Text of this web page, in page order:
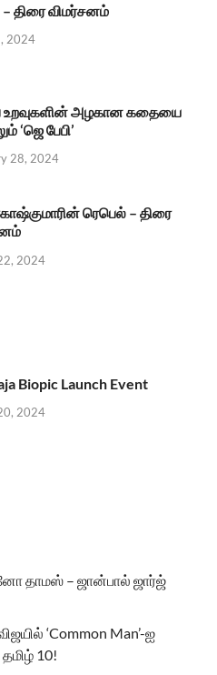
திரை விமர்சனம்
2024
உறவுகளின் அழகான கதையை
‘ஜெ பேபி’
28, 2024
ரெபெல் – திரை
2024
Biopic Launch Event
2024
தாமஸ் – ஜான்பால் ஜார்ஜ்
‘Common Man’-ஐ
10!